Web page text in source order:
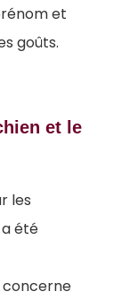
et
goûts.
et le
les
été
concerne